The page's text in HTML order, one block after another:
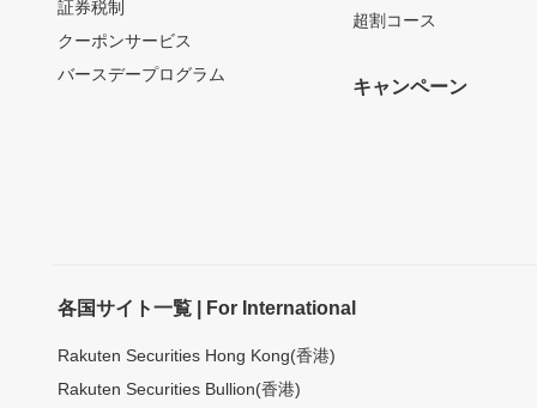
証券税制
クーポンサービス
バースデープログラム
超割コース
キャンペーン
各国サイト一覧 | For International
Rakuten Securities Hong Kong(香港)
Rakuten Securities Bullion(香港)